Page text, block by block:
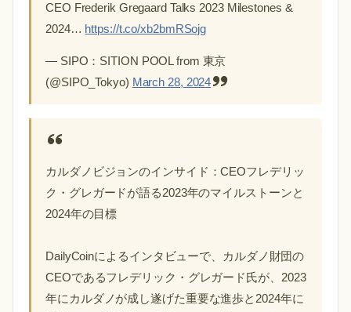
CEO Frederik Gregaard Talks 2023 Milestones &
2024… https://t.co/xb2bmRSojg
— SIPO：SITION POOL from 東京
(@SIPO_Tokyo) March 28, 2024
カルダノビジョンのインサイド：CEOフレデリッ
ク・グレガードが語る2023年のマイルストーンと
2024年の目標
DailyCoinによるインタビューで、カルダノ財団の
CEOであるフレデリック・グレガード氏が、2023
年にカルダノが成し遂げた重要な進歩と2024年に